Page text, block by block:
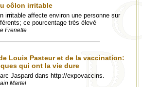
côlon irritable
irritable affecte environ une personne sur
ce pourcentage très élevé
Frenette
Louis Pasteur et de la vaccination:
qui ont la vie dure
Jaspard dans http://expovaccins.
Martel